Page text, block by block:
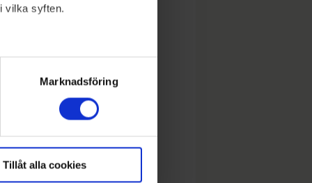
vilka syften.
meter
Marknadsföring
Tillåt alla cookies